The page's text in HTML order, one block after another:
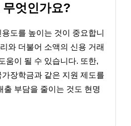
엇인가요?
도를 높이는 것이 중요합니
와 더불어 소액의 신용 거래
움이 될 수 있습니다. 또한,
장학금과 같은 지원 제도를
출 부담을 줄이는 것도 현명